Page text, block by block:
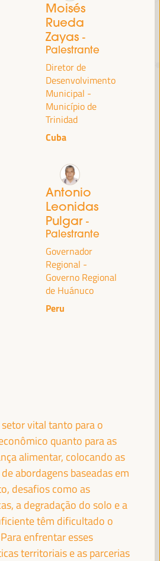
DO
E SOLUÇÕES
O TEMA DO VI
para o emprego no território,
privadas e o papel do setor privado e
emprego e trabalho decente e a
que “cuida” do território, bem
globais, nacionais e
a nota conceitual
CUADRADO
Interior, Diálogo Social e
- Junta de AndalucíaEspaña
Moisés
Rueda
Zayas -
Palestrante
Diretor de
Desenvolvimento
Municipal -
Município de
Trinidad
Cuba
Antonio
Leonidas
Pulgar -
Palestrante
Governador
Regional -
Governo Regional
de Huánuco
Peru
vital tanto para o
quanto para as
alimentar, colocando as
abordagens baseadas em
desafios como as
a degradação do solo e a
têm dificultado o
enfrentar esses
territoriais e as parcerias